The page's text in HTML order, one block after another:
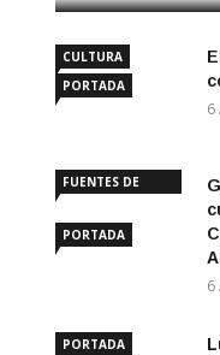
CULTURA
PORTADA
6
FUENTES DE
PORTADA
6
PORTADA